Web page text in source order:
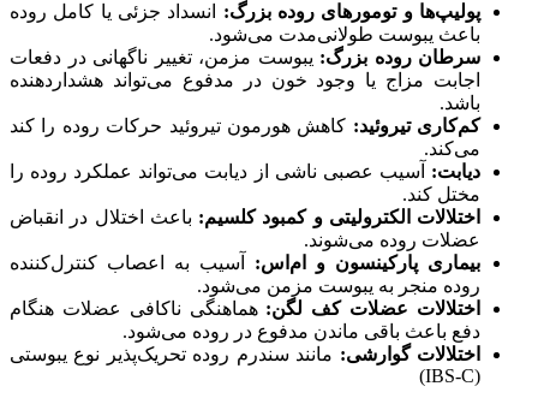
پولیپ‌ها و تومورهای روده بزرگ: انسداد جزئی یا کامل روده
باعث یبوست طولانی‌مدت می‌شود.
سرطان روده بزرگ: یبوست مزمن، تغییر ناگهانی در دفعات
اجابت مزاج یا وجود خون در مدفوع می‌تواند هشداردهنده
باشد.
کم‌کاری تیروئید: کاهش هورمون تیروئید حرکات روده را کند
می‌کند.
دیابت: آسیب عصبی ناشی از دیابت می‌تواند عملکرد روده را
مختل کند.
اختلالات الکترولیتی و کمبود کلسیم: باعث اختلال در انقباض
عضلات روده می‌شوند.
بیماری پارکینسون و ام‌اس: آسیب به اعصاب کنترل‌کننده
روده منجر به یبوست مزمن می‌شود.
اختلالات عضلات کف لگن: هماهنگی ناکافی عضلات هنگام
دفع باعث باقی ماندن مدفوع در روده می‌شود.
اختلالات گوارشی: مانند سندرم روده تحریک‌پذیر نوع یبوستی
(IBS-C)